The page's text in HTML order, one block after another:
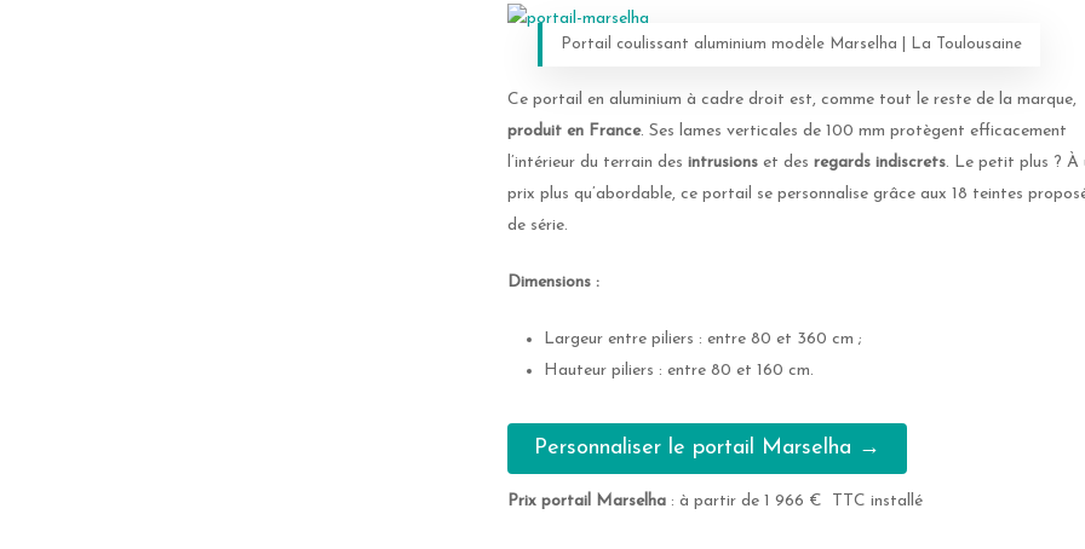
Portail coulissant aluminium modèle Marselha | La Toulousaine
Ce portail en aluminium à cadre droit est, comme tout le reste de la marque,
produit en France. Ses lames verticales de 100 mm protègent efficacement
l’intérieur du terrain des intrusionset des regards indiscrets. Le petit plus ? À
prix plus qu’abordable, ce portail se personnalise grâce aux 18 teintes
de série.
Dimensions :
Largeur entre piliers : entre 80 et 360 cm ;
Hauteur piliers : entre 80 et 160 cm.
Personnaliser le portail Marselha →
Prix portail Marselha: à partir de 1 966 € TTC installé